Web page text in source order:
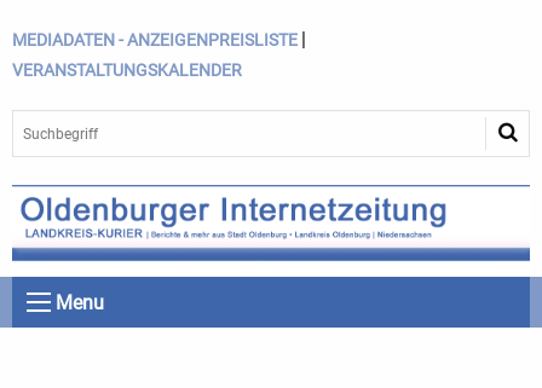
MEDIADATEN - ANZEIGENPREISLISTE |
VERANSTALTUNGSKALENDER
Menu